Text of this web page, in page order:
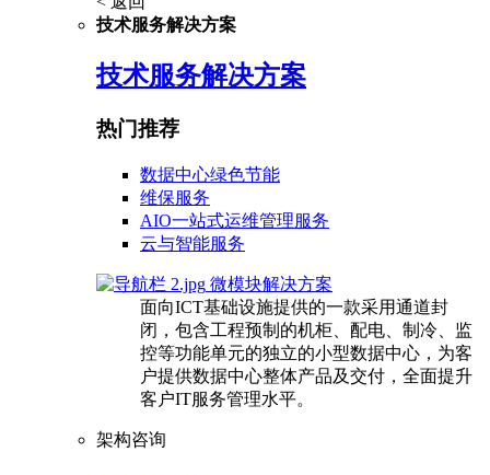
技术服务解决方案
技术服务解决方案
热门推荐
数据中心绿色节能
维保服务
AIO一站式运维管理服务
云与智能服务
微模块解决方案
面向ICT基础设施提供的一款采用通道封
闭，包含工程预制的机柜、配电、制冷、监
控等功能单元的独立的小型数据中心，为客
户提供数据中心整体产品及交付，全面提升
客户IT服务管理水平。
架构咨询